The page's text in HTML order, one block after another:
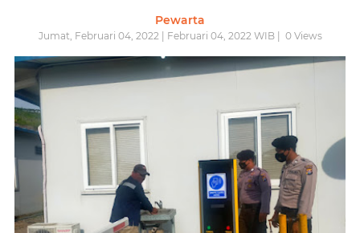
Pewarta
Jumat, Februari 04, 2022 | Februari 04, 2022 WIB | 0Views